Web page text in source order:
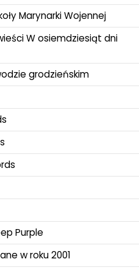
Marynarki Wojennej
W osiemdziesiąt dni
grodzieńskim
Purple
w roku 2001